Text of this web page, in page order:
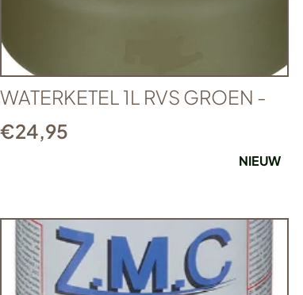
WATERKETEL 1L RVS GROEN -
€24,95
NIEUW